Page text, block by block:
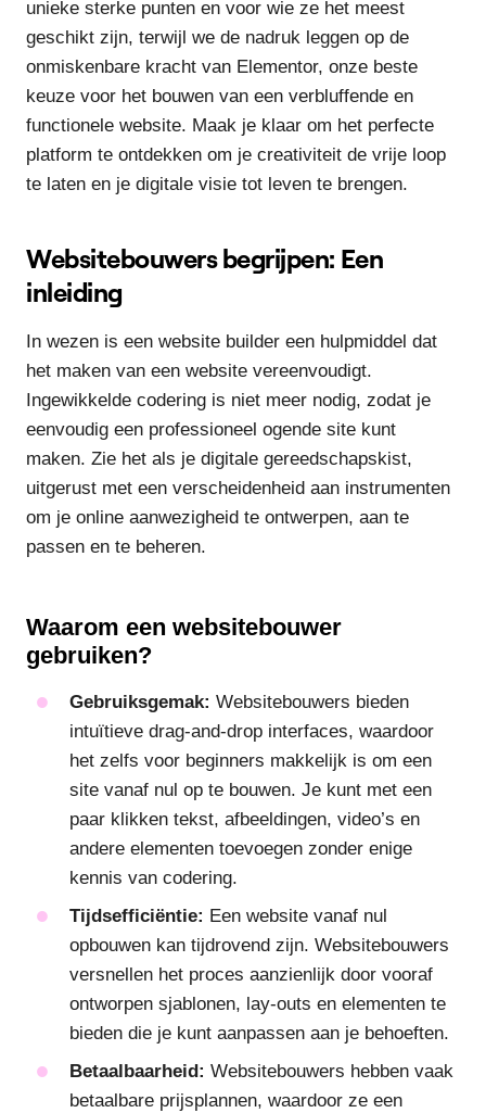
unieke sterke punten en voor wie ze het meest
geschikt zijn, terwijl we de nadruk leggen op de
onmiskenbare kracht van Elementor, onze beste
keuze voor het bouwen van een verbluffende en
functionele website. Maak je klaar om het perfecte
platform te ontdekken om je creativiteit de vrije loop
te laten en je digitale visie tot leven te brengen.
Websitebouwers begrijpen: Een
inleiding
In wezen is een website builder een hulpmiddel dat
het maken van een website vereenvoudigt.
Ingewikkelde codering is niet meer nodig, zodat je
eenvoudig een professioneel ogende site kunt
maken. Zie het als je digitale gereedschapskist,
uitgerust met een verscheidenheid aan instrumenten
om je online aanwezigheid te ontwerpen, aan te
passen en te beheren.
Waarom een websitebouwer
gebruiken?
Gebruiksgemak: Websitebouwers bieden
intuïtieve drag-and-drop interfaces, waardoor
het zelfs voor beginners makkelijk is om een
site vanaf nul op te bouwen. Je kunt met een
paar klikken tekst, afbeeldingen, video’s en
andere elementen toevoegen zonder enige
kennis van codering.
Tijdsefficiëntie: Een website vanaf nul
opbouwen kan tijdrovend zijn. Websitebouwers
versnellen het proces aanzienlijk door vooraf
ontworpen sjablonen, lay-outs en elementen te
bieden die je kunt aanpassen aan je behoeften.
Betaalbaarheid: Websitebouwers hebben vaak
betaalbare prijsplannen, waardoor ze een